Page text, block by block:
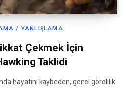
/ YANLIŞLAMA
Çekmek İçin
Taklidi
hayatını kaybeden, genel görelilik